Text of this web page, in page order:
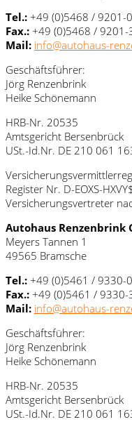
Tel.: +49 (0)5468 / 9201-0
Fax.: +49 (0)5468 / 9201-
Mail: info@autohaus-
Geschäftsführer:
Jörg Renzenbrink
Heike Schönemann
HRB-Nr. 20535
Amtsgericht Bersenbrück
USt.-Id.Nr. DE 210 061
Register Nr. D-EOXS-
Versicherungsvertreter
Autohaus Renzenbrink
Meyers Tannen 1
49565 Bramsche
Tel.: +49 (0)5461 / 9330-0
Fax.: +49 (0)5461 / 9330-
Mail: info@autohaus-
Geschäftsführer:
Jörg Renzenbrink
Heike Schönemann
HRB-Nr. 20535
Amtsgericht Bersenbrück
USt.-Id.Nr. DE 210 061